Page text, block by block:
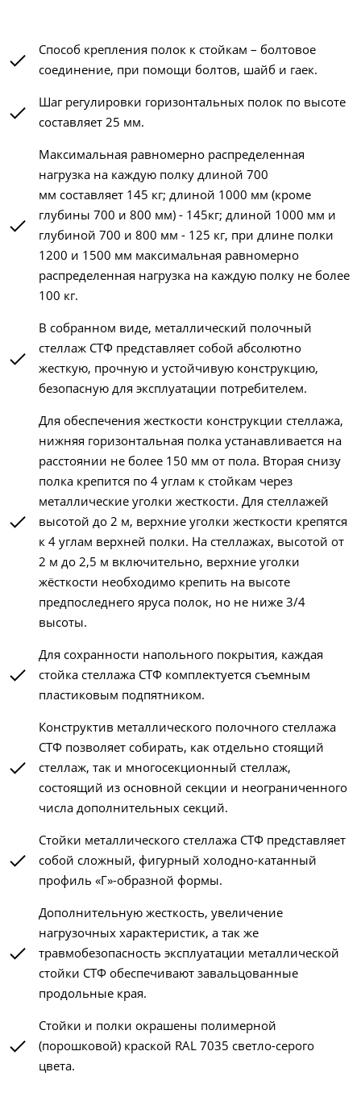
Способ крепления полок к стойкам – болтовое
соединение, при помощи болтов, шайб и гаек.
Шаг регулировки горизонтальных полок по высоте
составляет 25 мм.
Максимальная равномерно распределенная
нагрузка на каждую полку длиной 700
мм составляет 145 кг; длиной 1000 мм (кроме
глубины 700 и 800 мм) - 145кг; длиной 1000 мм и
глубиной 700 и 800 мм - 125 кг, при длине полки
1200 и 1500 мм максимальная равномерно
распределенная нагрузка на каждую полку не более
100 кг.
В собранном виде, металлический полочный
стеллаж СТФ представляет собой абсолютно
жесткую, прочную и устойчивую конструкцию,
безопасную для эксплуатации потребителем.
Для обеспечения жесткости конструкции стеллажа,
нижняя горизонтальная полка устанавливается на
расстоянии не более 150 мм от пола. Вторая снизу
полка крепится по 4 углам к стойкам через
металлические уголки жесткости. Для стеллажей
высотой до 2 м, верхние уголки жесткости крепятся
к 4 углам верхней полки. На стеллажах, высотой от
2 м до 2,5 м включительно, верхние уголки
жёсткости необходимо крепить на высоте
предпоследнего яруса полок, но не ниже 3/4
высоты.
Для сохранности напольного покрытия, каждая
стойка стеллажа СТФ комплектуется съемным
пластиковым подпятником.
Конструктив металлического полочного стеллажа
СТФ позволяет собирать, как отдельно стоящий
стеллаж, так и многосекционный стеллаж,
состоящий из основной секции и неограниченного
числа дополнительных секций.
Стойки металлического стеллажа СТФ представляет
собой сложный, фигурный холодно-катанный
профиль «Г»-образной формы.
Дополнительную жесткость, увеличение
нагрузочных характеристик, а так же
травмобезопасность эксплуатации металлической
стойки СТФ обеспечивают завальцованные
продольные края.
Стойки и полки окрашены полимерной
(порошковой) краской RAL 7035 светло-серого
цвета.